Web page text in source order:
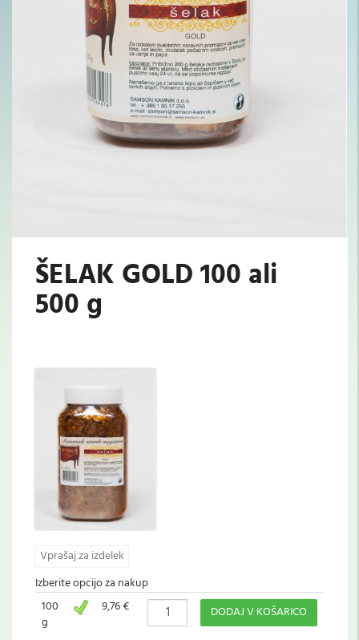
ŠELAK GOLD 100 ali
500 g
Vprašaj za izdelek
Izberite opcijo za nakup
100
g
9,76 € DODAJ V KOŠARICO